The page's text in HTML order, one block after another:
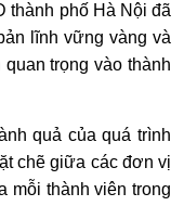
phố Hà Nội đã
lĩnh vững vàng và
trọng vào thành
quả của quá trình
chẽ giữa các đơn vị
mỗi thành viên trong